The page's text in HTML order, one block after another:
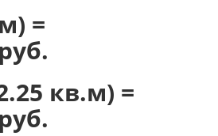
=
кв.м) =